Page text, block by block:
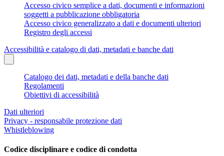
Accesso civico semplice a dati, documenti e informazioni
soggetti a pubblicazione obbligatoria
Accesso civico generalizzato a dati e documenti ulteriori
Registro degli accessi
Accessibilità e catalogo di dati, metadati e banche dati
Catalogo dei dati, metadati e della banche dati
Regolamenti
Obiettivi di accessibilità
Dati ulteriori
Privacy - responsabile protezione dati
Whistleblowing
Codice disciplinare e codice di condotta